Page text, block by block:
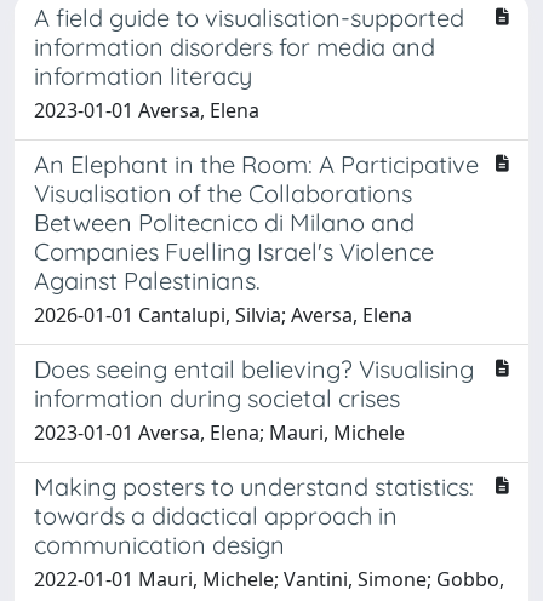
A field guide to visualisation-supported
information disorders for media and
information literacy
2023-01-01 Aversa, Elena
An Elephant in the Room: A Participative
Visualisation of the Collaborations
Between Politecnico di Milano and
Companies Fuelling Israel's Violence
Against Palestinians.
2026-01-01 Cantalupi, Silvia; Aversa, Elena
Does seeing entail believing? Visualising
information during societal crises
2023-01-01 Aversa, Elena; Mauri, Michele
Making posters to understand statistics:
towards a didactical approach in
communication design
2022-01-01 Mauri, Michele; Vantini, Simone; Gobbo,